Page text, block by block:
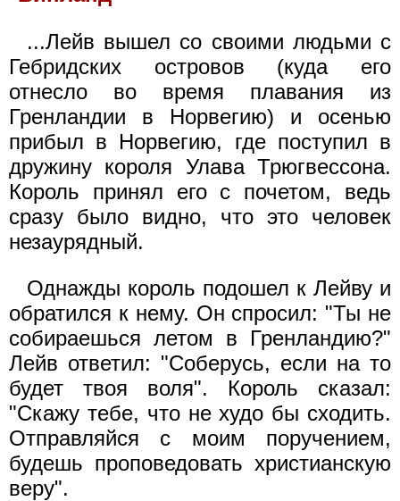
...Лейв вышел со своими людьми с
Гебридских островов (куда его
отнесло во время плавания из
Гренландии в Норвегию) и осенью
прибыл в Норвегию, где поступил в
дружину короля Улава Трюгвессона.
Король принял его с почетом, ведь
сразу было видно, что это человек
незаурядный.
Однажды король подошел к Лейву и
обратился к нему. Он спросил: "Ты не
собираешься летом в Гренландию?"
Лейв ответил: "Соберусь, если на то
будет твоя воля". Король сказал:
"Скажу тебе, что не худо бы сходить.
Отправляйся с моим поручением,
будешь проповедовать христианскую
веру".